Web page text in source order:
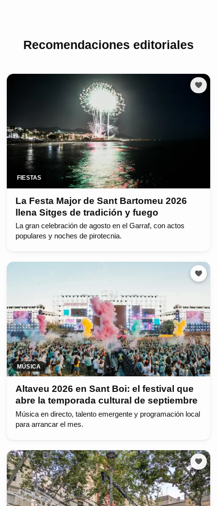
Recomendaciones editoriales
FIESTAS
La Festa Major de Sant Bartomeu 2026
llena Sitges de tradición y fuego
La gran celebración de agosto en el Garraf, con actos
populares y noches de pirotecnia.
MÚSICA
Altaveu 2026 en Sant Boi: el festival que
abre la temporada cultural de septiembre
Música en directo, talento emergente y programación local
para arrancar el mes.